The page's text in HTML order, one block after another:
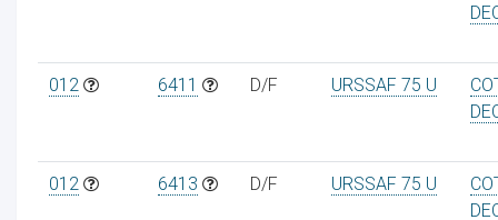
012 6411 D/F URSSAF 75 U
012 6413 D/F URSSAF 75 U